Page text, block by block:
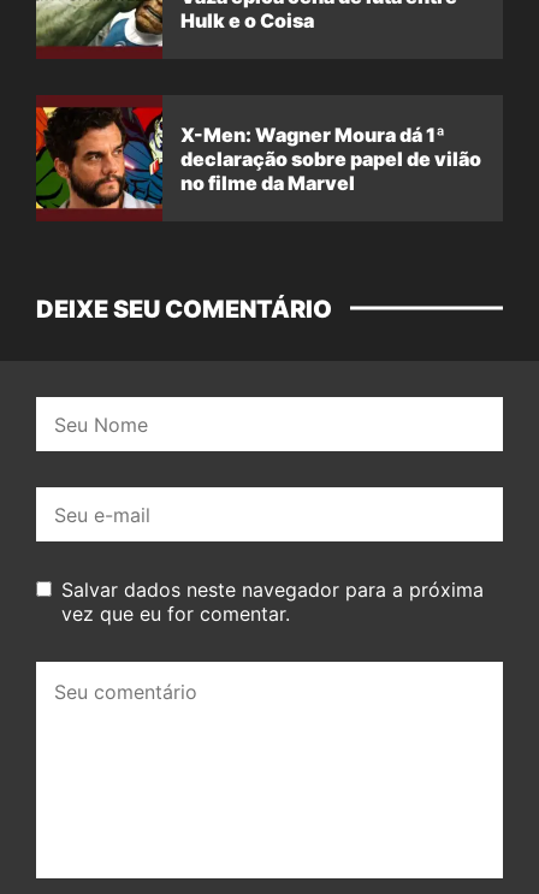
Hulk e o Coisa
X-Men: Wagner Moura dá 1ª
declaração sobre papel de vilão
no filme da Marvel
DEIXE SEU COMENTÁRIO
mail:
Salvar dados neste navegador para a próxima
vez que eu for comentar.
comentário: